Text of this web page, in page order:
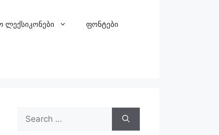
ლექსიკონები ფონტები